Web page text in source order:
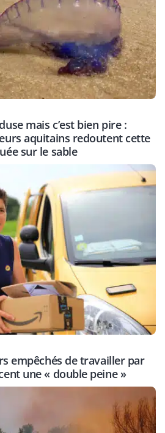
mais c’est bien pire :
aquitains redoutent cette
sur le sable
empêchés de travailler par
une « double peine »